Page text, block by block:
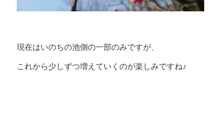
現在はいのちの池側の一部のみですが、
これから少しずつ増えていくのが楽しみですね♪